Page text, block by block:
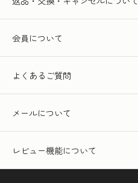
会員について
よくあるご質問
メールについて
レビュー機能について